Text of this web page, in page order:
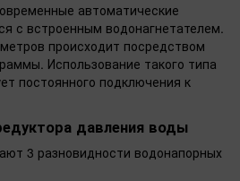
автоматические
с встроенным водонагнетателем.
происходит посредством
Использование такого типа
постоянного подключения к
давления воды
3 разновидности водонапорных